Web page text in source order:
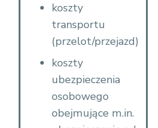
koszty
transportu
(przelot/przejazd)
koszty
ubezpieczenia
osobowego
obejmujące m.in.